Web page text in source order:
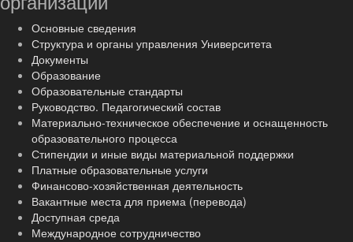
Основные сведения
Структура и органы управления Университета
Документы
Образование
Образовательные стандарты
Руководство. Педагогический состав
Материально-техническое обеспечение и оснащенность
образовательного процесса
Стипендии и иные виды материальной поддержки
Платные образовательные услуги
Финансово-хозяйственная деятельность
Вакантные места для приема (перевода)
Доступная среда
Международное сотрудничество